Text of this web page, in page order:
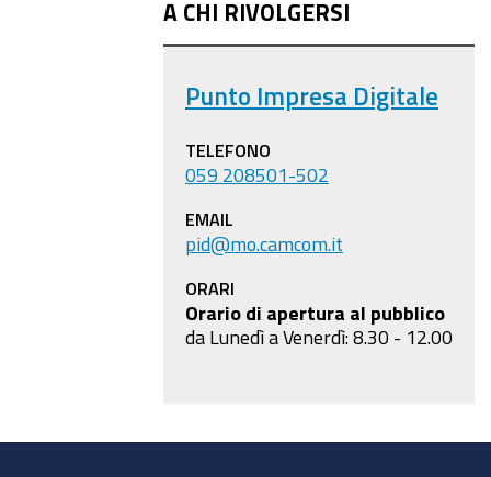
A CHI RIVOLGERSI
Punto Impresa Digitale
TELEFONO
059 208501-502
EMAIL
pid@mo.camcom.it
ORARI
Orario di apertura al pubblico
da Lunedì a Venerdì: 8.30 - 12.00